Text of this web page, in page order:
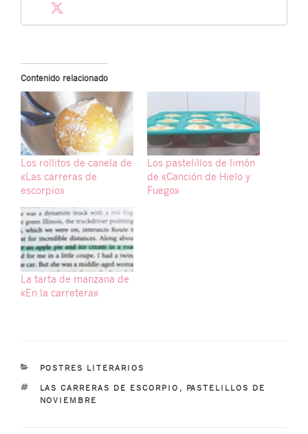
Contenido relacionado
Los rollitos de canela de
«Las carreras de
escorpio»
Los pastelillos de limón
de «Canción de Hielo y
Fuego»
La tarta de manzana de
«En la carretera»
CATEGORÍAS
POSTRES LITERARIOS
ETIQUETAS
LAS CARRERAS DE ESCORPIO , PASTELILLOS DE
NOVIEMBRE